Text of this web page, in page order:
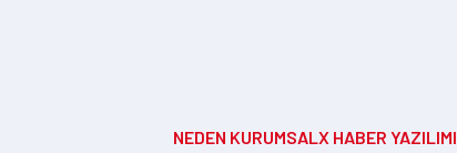
NEDEN KURUMSALX HABER YAZILIMI